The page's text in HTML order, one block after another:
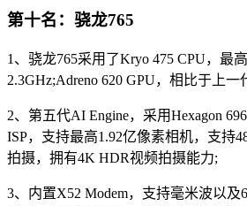
第十名：骁龙765
1、骁龙765采用了Kryo 475 CPU，最
2.3GHz;Adreno 620 GPU，相比于上一
2、第五代AI Engine，采用Hexagon
ISP，支持最高1.92亿像素相机，支持
拍摄，拥有4K HDR视频拍摄能力;
3、内置X52 Modem，支持毫米波以